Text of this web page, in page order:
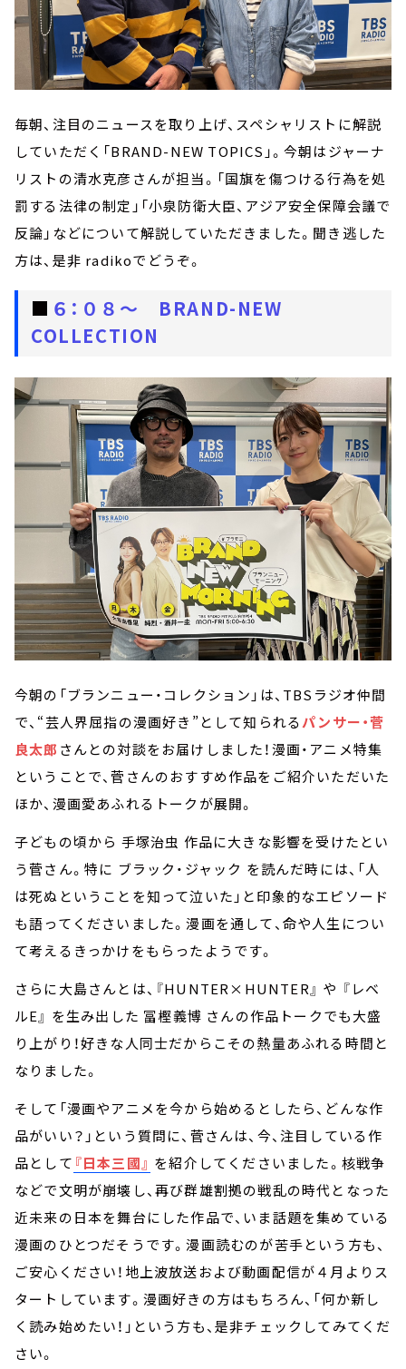
毎朝、注目のニュースを取り上げ、スペシャリストに解説
していただく「BRAND-NEW TOPICS」。今朝はジャーナ
リストの清水克彦さんが担当。「国旗を傷つける行為を処
罰する法律の制定」「小泉防衛大臣、アジア安全保障会議で
反論」などについて解説していただきました。聞き逃した
方は、是非 radikoでどうぞ。
■ ６：０８～ BRAND-NEW
COLLECTION
今朝の「ブランニュー・コレクション」は、TBSラジオ仲間
で、“芸人界屈指の漫画好き”として知られるパンサー・菅
良太郎 さんとの対談をお届けしました！漫画・アニメ特集
ということで、菅さんのおすすめ作品をご紹介いただいた
ほか、漫画愛あふれるトークが展開。
子どもの頃から 手塚治虫 作品に大きな影響を受けたとい
う菅さん。特に ブラック・ジャック を読んだ時には、「人
は死ぬということを知って泣いた」と印象的なエピソード
も語ってくださいました。漫画を通して、命や人生につい
て考えるきっかけをもらったようです。
さらに大島さんとは、『HUNTER×HUNTER』 や 『レベ
ルE』 を生み出した 冨樫義博 さんの作品トークでも大盛
り上がり！好きな人同士だからこその熱量あふれる時間と
なりました。
そして「漫画やアニメを今から始めるとしたら、どんな作
品がいい？」という質問に、菅さんは、今、注目している作
品として 『日本三國』 を紹介してくださいました。核戦争
などで文明が崩壊し、再び群雄割拠の戦乱の時代となった
近未来の日本を舞台にした作品で、いま話題を集めている
漫画のひとつだそうです。漫画読むのが苦手という方も、
ご安心ください！地上波放送および動画配信が４月よりス
タートしています。漫画好きの方はもちろん、「何か新し
く読み始めたい！」という方も、是非チェックしてみてくだ
さい。